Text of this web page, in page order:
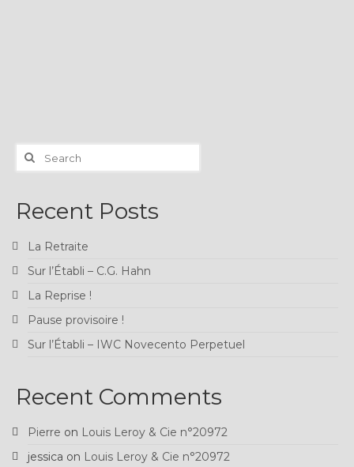
Search
for:
Recent Posts
La Retraite
Sur l’Établi – C.G. Hahn
La Reprise !
Pause provisoire !
Sur l’Établi – IWC Novecento Perpetuel
Recent Comments
Pierre on Louis Leroy & Cie n°20972
jessica on Louis Leroy & Cie n°20972